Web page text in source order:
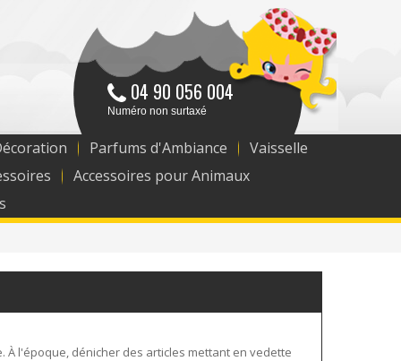
04 90 056 004
Numéro non surtaxé
Parfums d'Ambiance
Vaisselle
Accessoires pour Animaux
l'époque, dénicher des articles mettant en vedette